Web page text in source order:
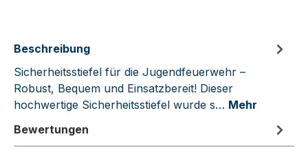
Beschreibung
Sicherheitsstiefel für die Jugendfeuerwehr –
Robust, Bequem und Einsatzbereit! Dieser
hochwertige Sicherheitsstiefel wurde s… Mehr
Bewertungen